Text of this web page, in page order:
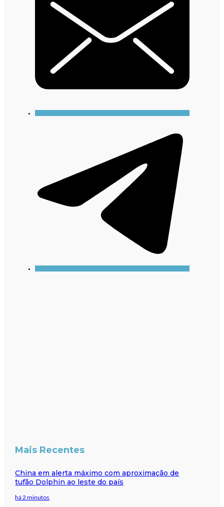
Mais Recentes
China em alerta máximo com aproximação de
tufão Dolphin ao leste do país
há 2 minutos